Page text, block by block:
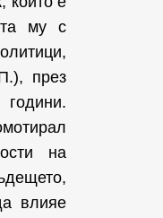
му с
през
на
влияе